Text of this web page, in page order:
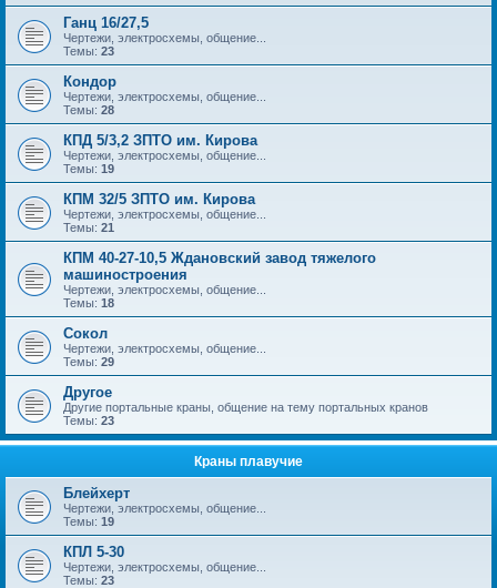
Ганц 16/27,5
Чертежи, электросхемы, общение...
Темы: 23
Кондор
Чертежи, электросхемы, общение...
Темы: 28
КПД 5/3,2 ЗПТО им. Кирова
Чертежи, электросхемы, общение...
Темы: 19
КПМ 32/5 ЗПТО им. Кирова
Чертежи, электросхемы, общение...
Темы: 21
КПМ 40-27-10,5 Ждановский завод тяжелого
машиностроения
Чертежи, электросхемы, общение...
Темы: 18
Сокол
Чертежи, электросхемы, общение...
Темы: 29
Другое
Другие портальные краны, общение на тему портальных кранов
Темы: 23
Краны плавучие
Блейхерт
Чертежи, электросхемы, общение...
Темы: 19
КПЛ 5-30
Чертежи, электросхемы, общение...
Темы: 23